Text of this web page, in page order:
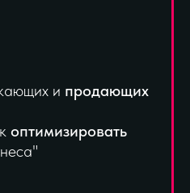
и продающих
оптимизировать